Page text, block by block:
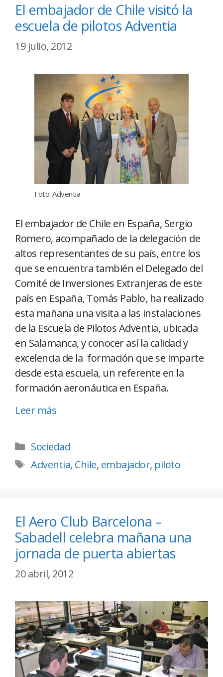
El embajador de Chile visitó la
escuela de pilotos Adventia
19 julio, 2012
Foto: Adventia
El embajador de Chile en España, Sergio
Romero, acompañado de la delegación de
altos representantes de su país, entre los
que se encuentra también el Delegado del
Comité de Inversiones Extranjeras de este
país en España, Tomás Pablo, ha realizado
esta mañana una visita a las instalaciones
de la Escuela de Pilotos Adventia, ubicada
en Salamanca, y conocer así la calidad y
excelencia de la formación que se imparte
desde esta escuela, un referente en la
formación aeronáutica en España.
Leer más
Sociedad
Adventia, Chile, embajador, piloto
El Aero Club Barcelona –
Sabadell celebra mañana una
jornada de puerta abiertas
20 abril, 2012